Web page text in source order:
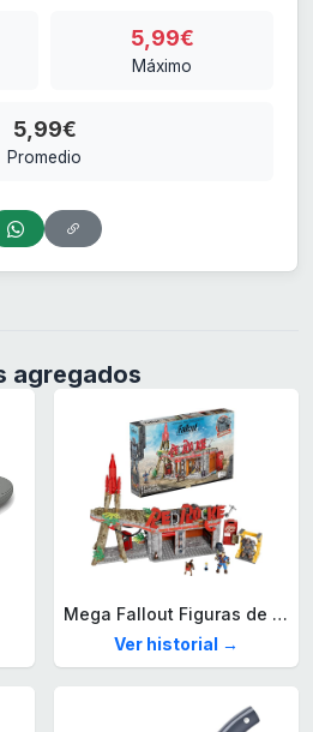
5,99€
Máximo
5,99€
Promedio
agregados
Mega Fallout Figuras de acción y Juguetes de construcción, Parada de Camiones Red Rocket con 824 Piezas, 2 Personajes articulados y Accesorios, para coleccionistas, HXT00
Ver historial →